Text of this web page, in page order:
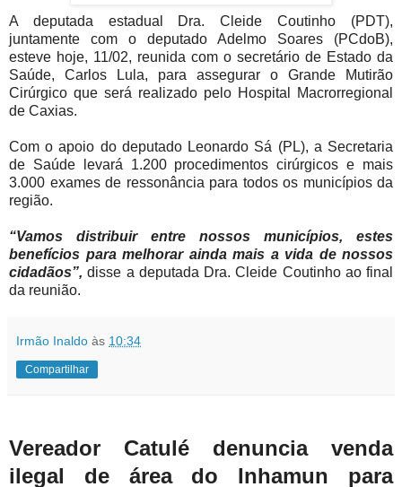
A deputada estadual Dra. Cleide Coutinho (PDT),
juntamente com o deputado Adelmo Soares (PCdoB),
esteve hoje, 11/02, reunida com o secretário de Estado da
Saúde, Carlos Lula, para assegurar o Grande Mutirão
Cirúrgico que será realizado pelo Hospital Macrorregional
de Caxias.
Com o apoio do deputado Leonardo Sá (PL), a Secretaria
de Saúde levará 1.200 procedimentos cirúrgicos e mais
3.000 exames de ressonância para todos os municípios da
região.
“Vamos distribuir entre nossos municípios, estes
benefícios para melhorar ainda mais a vida de nossos
cidadãos”, disse a deputada Dra. Cleide Coutinho ao final
da reunião.
Irmão Inaldo às 10:34
Compartilhar
Vereador Catulé denuncia venda
ilegal de área do Inhamun para